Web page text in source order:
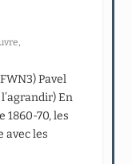
,
Pavel
En
1860-70, les
avec les